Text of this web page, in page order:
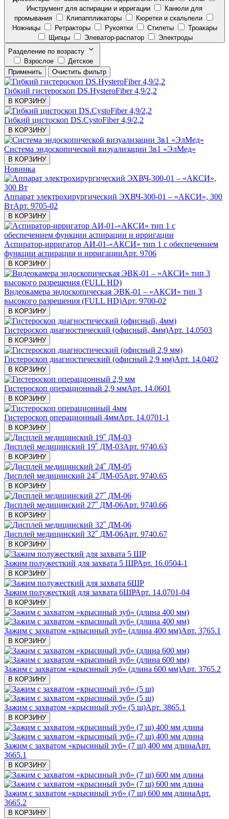
Инструмент для аспирации и ирригации
Канюли для
промывания
Клипаппликаторы
Кюретки и скальпели
Ножницы
Ретракторы Рукоятки Стилеты
Троакары
Щипцы
Элеватор-распатор
Электроды
Разделение по возрасту
Взрослое
Детское
Применить
Очистить фильтр
Гибкий гистероскоп DS.HysteroFiber 4,9/2,2
В КОРЗИНУ
Гибкий цистоскоп DS.CystoFiber 4,9/2,2
В КОРЗИНУ
Система эндоскопической визуализации 3в1 «ЭлМед»
В КОРЗИНУ
Новинка
Аппарат электрохирургический ЭХВЧ-300-01 – «АКСИ», 300
ВтАрт. 9705-02
В КОРЗИНУ
Аспиратор-ирригатор АИ-01-«АКСИ» тип 1 с обеспечением
функции аспирации и ирригацииАрт. 9706
В КОРЗИНУ
Видеокамера эндоскопическая ЭВК-01 – «АКСИ» тип 3
высокого разрешения (FULL HD)Арт. 9700-02
В КОРЗИНУ
Гистероскоп диагностический (офисный, 4мм)Арт. 14.0503
В КОРЗИНУ
Гистероскоп диагностический (офисный 2,9 мм)Арт. 14.0402
В КОРЗИНУ
Гистероскоп операционный 2,9 ммАрт. 14.0601
В КОРЗИНУ
Гистероскоп операционный 4ммАрт. 14.0701-1
В КОРЗИНУ
Дисплей медицинский 19˝ ДМ-03Арт. 9740.63
В КОРЗИНУ
Дисплей медицинский 24˝ ДМ-05Арт. 9740.65
В КОРЗИНУ
Дисплей медицинский 27˝ ДМ-06Арт. 9740.66
В КОРЗИНУ
Дисплей медицинский 32˝ ДМ-06Арт. 9740.67
В КОРЗИНУ
Зажим полужесткий для захвата 5 ШРАрт. 16.0504-1
В КОРЗИНУ
Зажим полужесткий для захвата 6ШРАрт. 14.0701-04
В КОРЗИНУ
Зажим с захватом «крысиный зуб» (длина 400 мм)Арт. 3765.1
В КОРЗИНУ
Зажим с захватом «крысиный зуб» (длина 600 мм)Арт. 3765.2
В КОРЗИНУ
Зажим с захватом «крысиный зуб» (5 ш)Арт. 3865.1
В КОРЗИНУ
Зажим с захватом «крысиный зуб» (7 ш) 400 мм длинаАрт.
3665.1
В КОРЗИНУ
Зажим с захватом «крысиный зуб» (7 ш) 600 мм длинаАрт.
3665.2
В КОРЗИНУ